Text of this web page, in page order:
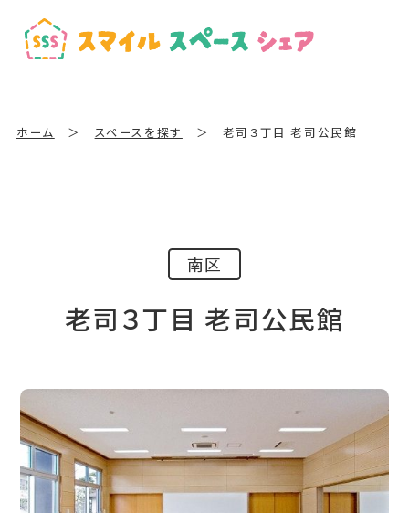
ホーム ＞ スペースを探す ＞ 老司３丁目 老司公民館
南区
老司３丁目 老司公民館